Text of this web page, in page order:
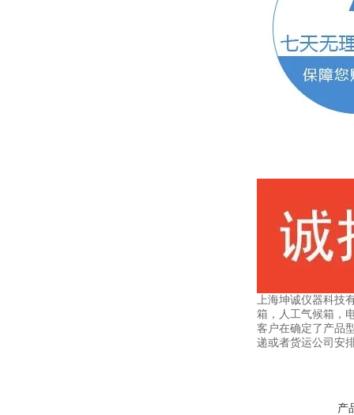
上海坤诚仪器科技
箱，人工气候箱，
客户在确定了产品
递或者货运公司安
产